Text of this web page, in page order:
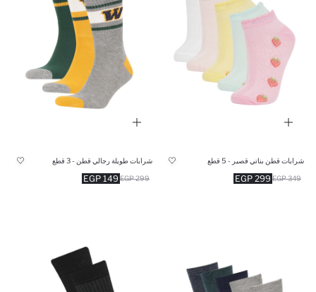
شرابات قطن بناتي قصير - 5 قطع
299 EGP 349 EGP
شرابات طويلة رجالي قطن - 3 قطع
149 EGP 299 EGP